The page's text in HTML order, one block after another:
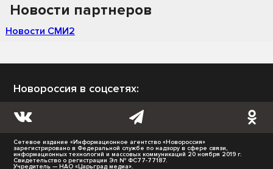
Новости партнеров
Новости СМИ2
Новороссия в соцсетях:
Сетевое издание «Информационное агентство «Новороссия»
зарегистрировано в Федеральной службе по надзору в сфере связи,
информационных технологий и массовых коммуникаций 20 ноября 2019 г.
Свидетельство о регистрации Эл № ФС77-77187.
Учредитель — НАО «Царьград медиа».